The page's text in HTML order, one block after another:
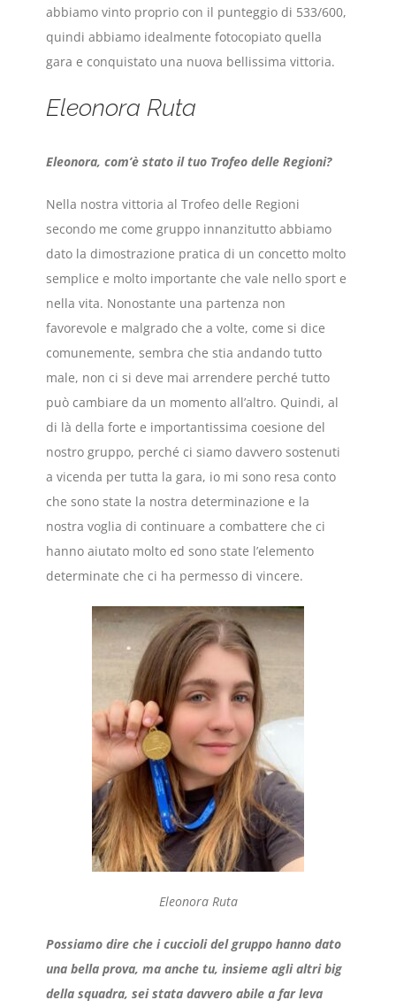
abbiamo vinto proprio con il punteggio di 533/600,
quindi abbiamo idealmente fotocopiato quella
gara e conquistato una nuova bellissima vittoria.
Eleonora Ruta
Eleonora, com’è stato il tuo Trofeo delle Regioni?
Nella nostra vittoria al Trofeo delle Regioni
secondo me come gruppo innanzitutto abbiamo
dato la dimostrazione pratica di un concetto molto
semplice e molto importante che vale nello sport e
nella vita. Nonostante una partenza non
favorevole e malgrado che a volte, come si dice
comunemente, sembra che stia andando tutto
male, non ci si deve mai arrendere perché tutto
può cambiare da un momento all’altro. Quindi, al
di là della forte e importantissima coesione del
nostro gruppo, perché ci siamo davvero sostenuti
a vicenda per tutta la gara, io mi sono resa conto
che sono state la nostra determinazione e la
nostra voglia di continuare a combattere che ci
hanno aiutato molto ed sono state l’elemento
determinate che ci ha permesso di vincere.
Eleonora Ruta
Possiamo dire che i cuccioli del gruppo hanno dato
una bella prova, ma anche tu, insieme agli altri big
della squadra, sei stata davvero abile a far leva